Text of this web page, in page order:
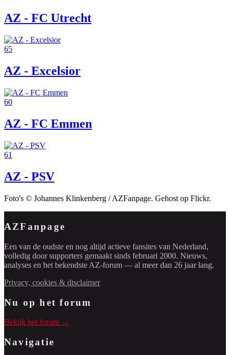
AZ - FC Utrecht
65
AZ - Excelsior
60
AZ - FC Emmen
61
AZ - PSV
Foto's © Johannes Klinkenberg / AZFanpage. Gehost op Flickr.
AZFanpage
Een van de oudste en nog altijd actieve fansites van Nederland,
volledig door supporters gemaakt sinds februari 2000. Nieuws,
analyses en het bekendste AZ-forum — al meer dan 26 jaar lang.
Privacy, cookies & disclaimer
Nu op het forum
Bekijk het forum →
Navigatie